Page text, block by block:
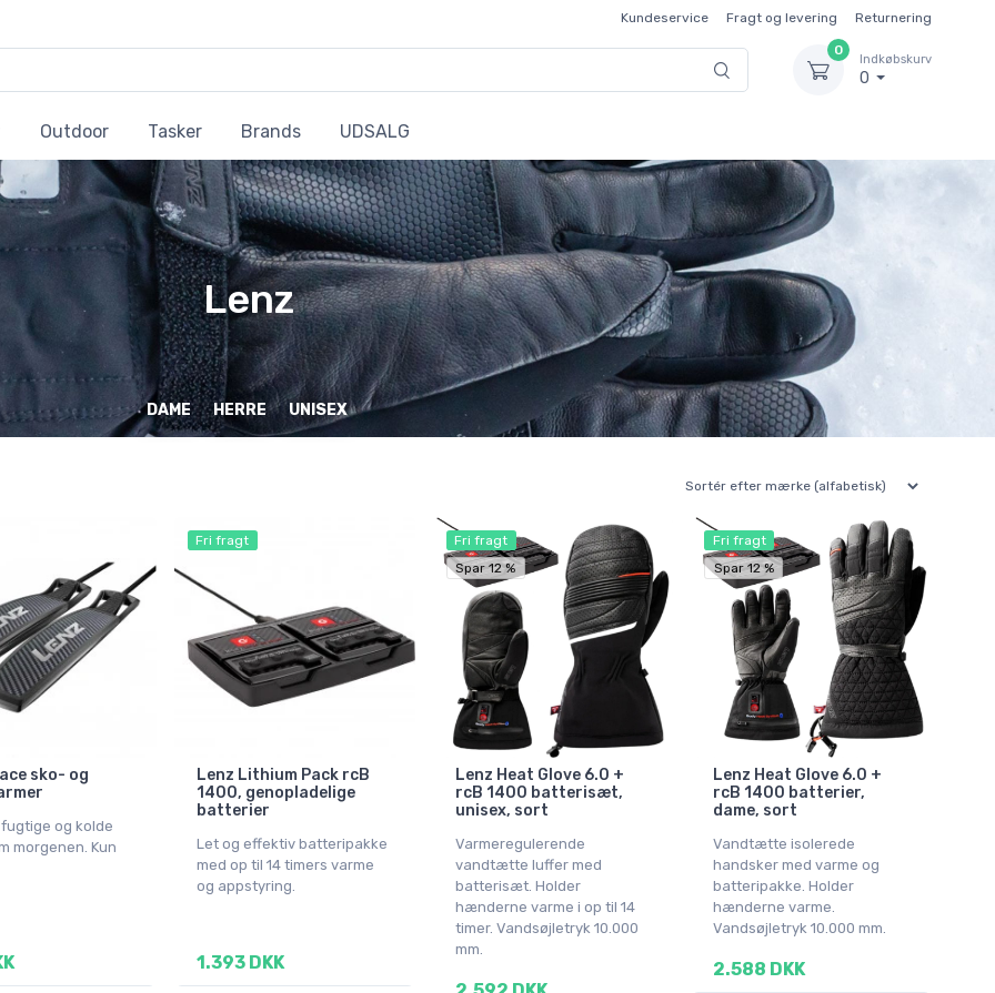
Kundeservice Fragt og levering Returnering
0
Indkøbskurv
0
Outdoor Tasker Brands UDSALG
Lenz
DAME HERRE UNISEX
sko- og
og kolde
morgenen. Kun
Fri fragt
Lenz Lithium Pack rcB
1400, genopladelige
batterier
Let og effektiv batteripakke
med op til 14 timers varme
og appstyring.
1.393 DKK
Fri fragt
Spar 12 %
Lenz Heat Glove 6.0 +
rcB 1400 batterisæt,
unisex, sort
Varmeregulerende
vandtætte luffer med
batterisæt. Holder
hænderne varme i op til 14
timer. Vandsøjletryk 10.000
mm.
Fri fragt
Spar 12 %
Lenz Heat Glove 6.0 +
rcB 1400 batterier,
dame, sort
Vandtætte isolerede
handsker med varme og
batteripakke. Holder
hænderne varme.
Vandsøjletryk 10.000 mm.
2.588 DKK